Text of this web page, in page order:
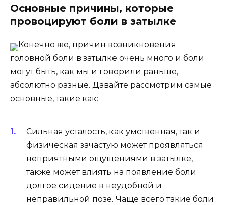
Основные причины, которые
провоцируют боли в затылке
Конечно же, причин возникновения
головной боли в затылке очень много и боли
могут быть, как мы и говорили раньше,
абсолютно разные. Давайте рассмотрим самые
основные, такие как:
Сильная усталость, как умственная, так и
физическая зачастую может проявляться
неприятными ощущениями в затылке,
также может влиять на появление боли
долгое сидение в неудобной и
неправильной позе. Чаще всего такие боли